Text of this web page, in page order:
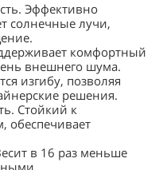
Эффективно
солнечные лучи,
комфортный
внешнего шума.
изгибу, позволяя
решения.
Стойкий к
обеспечивает
в 16 раз меньше